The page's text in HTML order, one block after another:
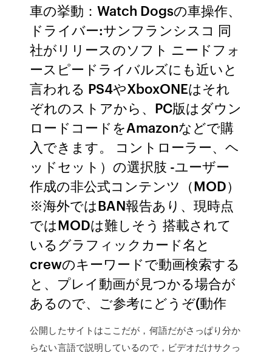
車の挙動：Watch Dogsの車操作、
ドライバー:サンフランシスコ 同
社がリリースのソフト ニードフォ
ースピードライバルズにも近いと
言われる PS4やXboxONEはそれ
ぞれのストアから、PC版はダウン
ロードコードをAmazonなどで購
入できます。 コントローラー、ヘ
ッドセット）の選択肢 -ユーザー
作成の非公式コンテンツ（MOD）
※海外ではBAN報告あり、現時点
ではMODは難しそう 搭載されて
いるグラフィックカード名と
crewのキーワードで動画検索する
と、プレイ動画が見つかる場合が
あるので、ご参考にどうぞ(動作
公開したサイトはここだが，何語だがさっぱり分か
らない言語で説明しているので，ビデオだけサクっ